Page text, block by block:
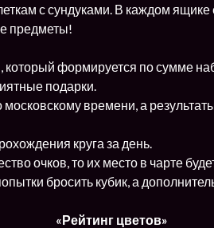
с сундуками. В каждом
предметы!
который формируется по сумме
подарки.
времени, а
круга за день.
очков, то их место в чарте
бросить кубик, а
«Рейтинг цветов»